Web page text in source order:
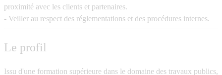
proximité avec les clients et partenaires.
- Veiller au respect des réglementations et des procédures internes.
Le profil
Issu d'une formation supérieure dans le domaine des travaux publics,